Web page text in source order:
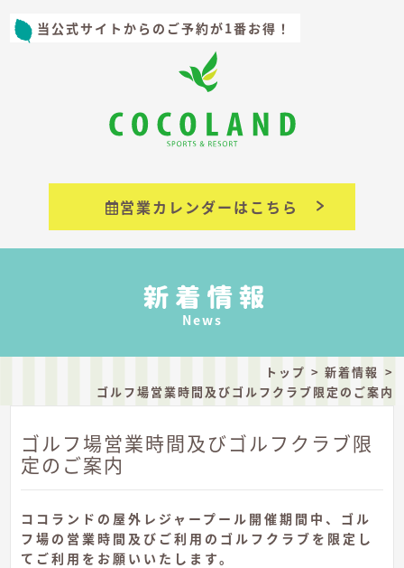
当公式サイトからのご予約が1番お得！
営業カレンダーはこちら
News
トップ
新着情報
ゴルフ場営業時間及びゴルフクラブ限定のご案内
ゴルフ場営業時間及びゴルフクラブ限
定のご案内
ココランドの屋外レジャープール開催期間中、ゴル
フ場の営業時間及びご利用のゴルフクラブを限定し
てご利用をお願いいたします。